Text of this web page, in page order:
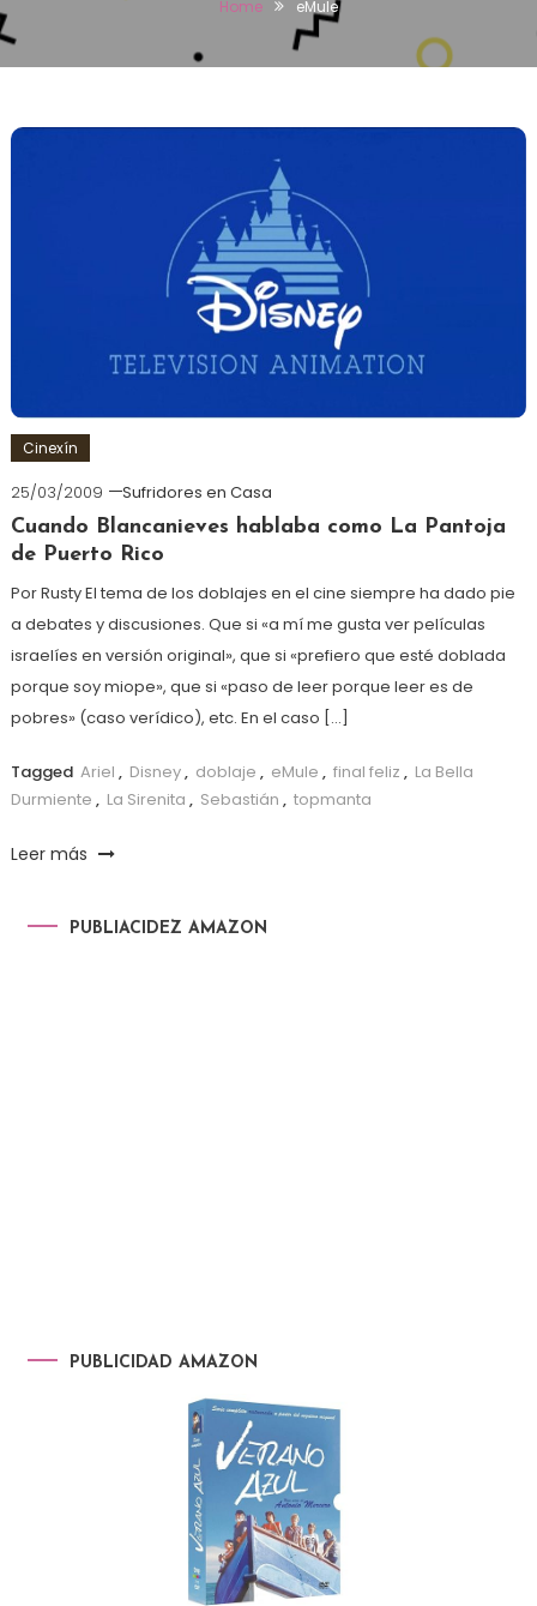
Home eMule
Cinexín
25/03/2009
Sufridores en Casa
Cuando Blancanieves hablaba como La Pantoja
de Puerto Rico
Por Rusty El tema de los doblajes en el cine siempre ha dado pie
a debates y discusiones. Que si «a mí me gusta ver películas
israelíes en versión original», que si «prefiero que esté doblada
porque soy miope», que si «paso de leer porque leer es de
pobres» (caso verídico), etc. En el caso […]
Tagged Ariel , Disney, doblaje , eMule , final feliz , La Bella
Durmiente , La Sirenita , Sebastián , topmanta
Leer más
PUBLIACIDEZ AMAZON
PUBLICIDAD AMAZON